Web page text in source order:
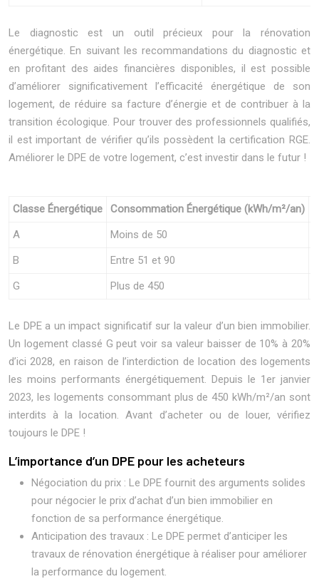
Le diagnostic est un outil précieux pour la rénovation
énergétique. En suivant les recommandations du diagnostic et
en profitant des aides financières disponibles, il est possible
d’améliorer significativement l’efficacité énergétique de son
logement, de réduire sa facture d’énergie et de contribuer à la
transition écologique. Pour trouver des professionnels qualifiés,
il est important de vérifier qu’ils possèdent la certification RGE.
Améliorer le DPE de votre logement, c’est investir dans le futur !
Classe Énergétique Consommation Énergétique (kWh/m²/an)
A
Moins de 50
B
Entre 51 et 90
G
Plus de 450
Le DPE a un impact significatif sur la valeur d’un bien immobilier.
Un logement classé G peut voir sa valeur baisser de 10% à 20%
d’ici 2028, en raison de l’interdiction de location des logements
les moins performants énergétiquement. Depuis le 1er janvier
2023, les logements consommant plus de 450 kWh/m²/an sont
interdits à la location. Avant d’acheter ou de louer, vérifiez
toujours le DPE !
L’importance d’un DPE pour les acheteurs
Négociation du prix : Le DPE fournit des arguments solides
pour négocier le prix d’achat d’un bien immobilier en
fonction de sa performance énergétique.
Anticipation des travaux : Le DPE permet d’anticiper les
travaux de rénovation énergétique à réaliser pour améliorer
la performance du logement.